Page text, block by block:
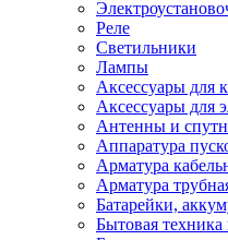
Реле
Светильники
Лампы
Аксессуары для
Аксессуары для
Антенны и
Аппаратура
Арматура
Арматура
Батарейки,
Бытовая техника